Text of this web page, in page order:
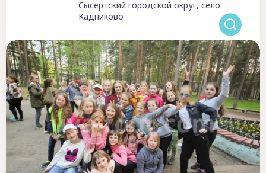
Сысертский городской округ, село
Кадниково